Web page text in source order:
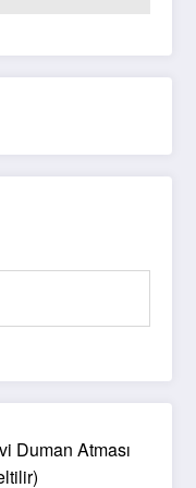
Duman Atması